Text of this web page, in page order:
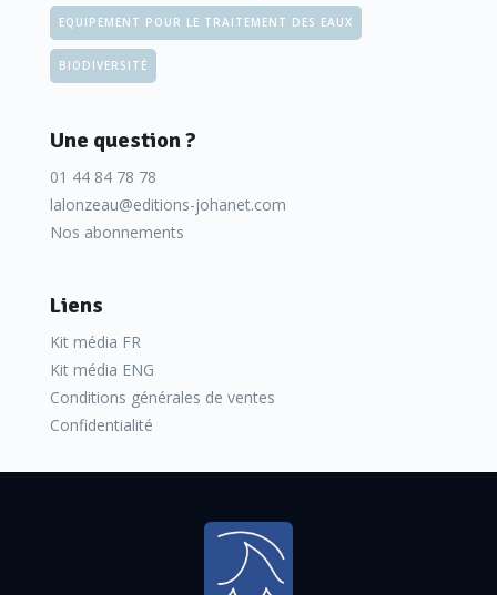
EQUIPEMENT POUR LE TRAITEMENT DES EAUX
BIODIVERSITÉ
Une question ?
01 44 84 78 78
lalonzeau@editions-johanet.com
Nos abonnements
Liens
Kit média FR
Kit média ENG
Conditions générales de ventes
Confidentialité